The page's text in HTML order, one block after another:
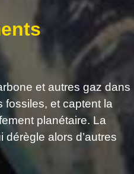
et autres gaz dans
fossiles, et captent la
planétaire. La
alors d’autres